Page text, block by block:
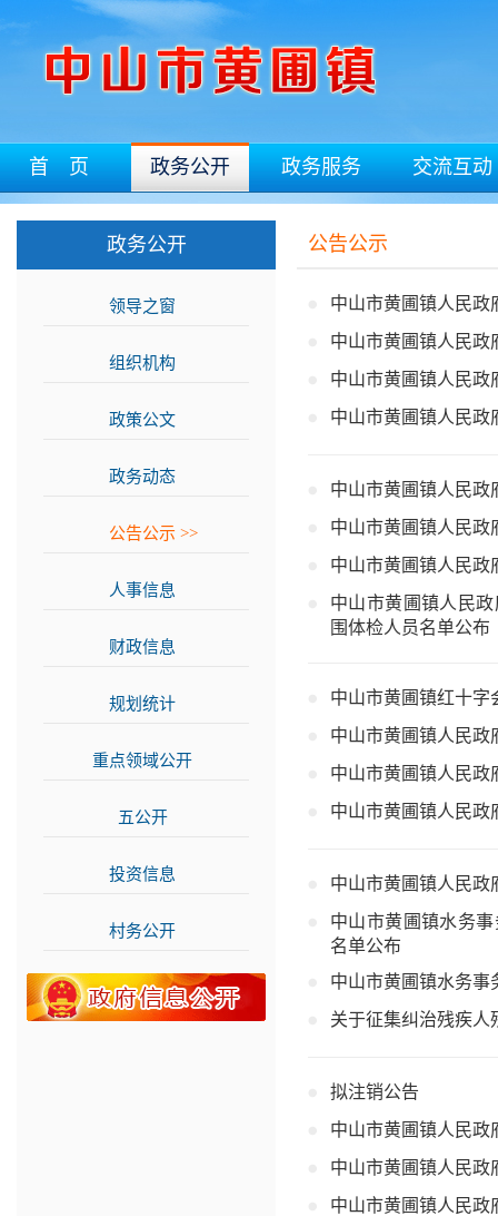
首 页 政务公开 政务服务 交流互动
政务公开
领导之窗
组织机构
政策公文
政务动态
公告公示 >>
人事信息
财政信息
规划统计
重点领域公开
五公开
投资信息
村务公开
公告公示
中山市黄圃镇人民政
中山市黄圃镇人民政
中山市黄圃镇人民政
中山市黄圃镇人民政
中山市黄圃镇人民政
中山市黄圃镇人民政
中山市黄圃镇人民政
中山市黄圃镇人民
围体检人员名单公布
中山市黄圃镇红十字
中山市黄圃镇人民政
中山市黄圃镇人民政
中山市黄圃镇人民政
中山市黄圃镇人民政
中山市黄圃镇水务
名单公布
中山市黄圃镇水务事
关于征集纠治残疾人
拟注销公告
中山市黄圃镇人民政
中山市黄圃镇人民政
中山市黄圃镇人民政